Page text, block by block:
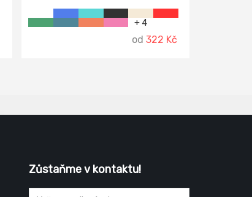
+ 4
od 322 Kč
Zůstaňme v kontaktu!